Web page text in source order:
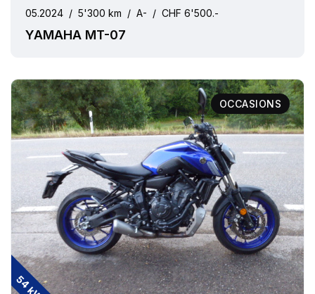
05.2024 / 5'300 km / A- / CHF 6'500.-
YAMAHA MT-07
OCCASIONS